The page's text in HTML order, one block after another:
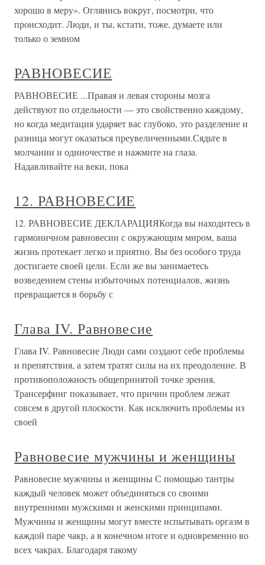
хорошо в меру». Оглянись вокруг, посмотри, что
происходит. Люди, и ты, кстати, тоже, думаете или
только о земном
РАВНОВЕСИЕ
РАВНОВЕСИЕ ...Правая и левая стороны мозга
действуют по отдельности — это свойственно каждому,
но когда медитация ударяет вас глубоко, это разделение и
разница могут оказаться преувеличенными.Сядьте в
молчании и одиночестве и нажмите на глаза.
Надавливайте на веки, пока
12. РАВНОВЕСИЕ
12. РАВНОВЕСИЕ ДЕКЛАРАЦИЯКогда вы находитесь в
гармоничном равновесии с окружающим миром, ваша
жизнь протекает легко и приятно. Вы без особого труда
достигаете своей цели. Если же вы занимаетесь
возведением стены избыточных потенциалов, жизнь
превращается в борьбу с
Глава IV. Равновесие
Глава IV. Равновесие Люди сами создают себе проблемы
и препятствия, а затем тратят силы на их преодоление. В
противоположность общепринятой точке зрения,
Трансерфинг показывает, что причин проблем лежат
совсем в другой плоскости. Как исключить проблемы из
своей
Равновесие мужчины и женщины
Равновесие мужчины и женщины С помощью тантры
каждый человек может объединяться со своими
внутренними мужскими и женскими принципами.
Мужчины и женщины могут вместе испытывать оргазм в
каждой паре чакр, а в конечном итоге и одновременно во
всех чакрах. Благодаря такому